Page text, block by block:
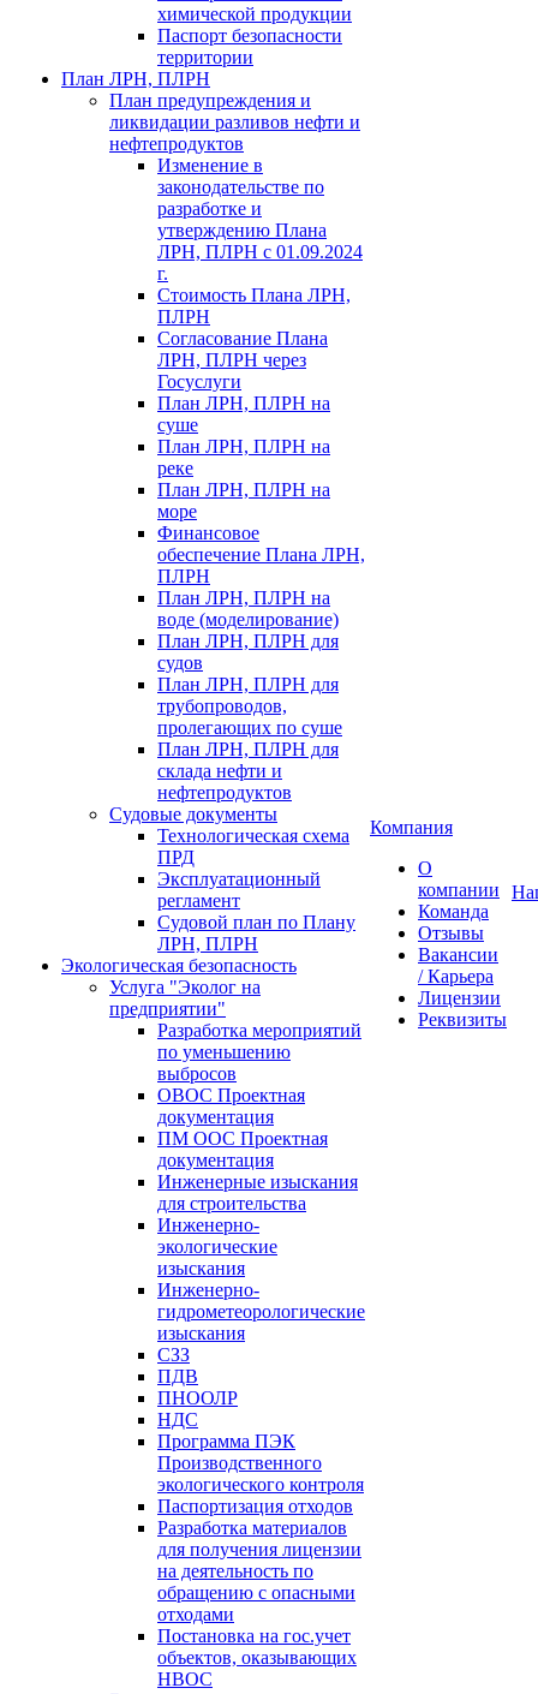
химической продукции
Паспорт безопасности
территории
План ЛРН, ПЛРН
План предупреждения и
ликвидации разливов нефти и
нефтепродуктов
Изменение в
законодательстве по
разработке и
утверждению Плана
ЛРН, ПЛРН с 01.09.2024
г.
Стоимость Плана ЛРН,
ПЛРН
Согласование Плана
ЛРН, ПЛРН через
Госуслуги
План ЛРН, ПЛРН на
суше
План ЛРН, ПЛРН на
реке
План ЛРН, ПЛРН на
море
Финансовое
обеспечение Плана ЛРН,
ПЛРН
План ЛРН, ПЛРН на
воде (моделирование)
План ЛРН, ПЛРН для
судов
План ЛРН, ПЛРН для
трубопроводов,
пролегающих по суше
План ЛРН, ПЛРН для
склада нефти и
нефтепродуктов
Судовые документы
Технологическая схема
ПРД
Эксплуатационный
регламент
Судовой план по Плану
ЛРН, ПЛРН
Экологическая безопасность
Услуга "Эколог на
предприятии"
Разработка мероприятий
по уменьшению
выбросов
ОВОС Проектная
документация
ПМ ООС Проектная
документация
Инженерные изыскания
для строительства
Инженерно-
экологические
изыскания
Инженерно-
гидрометеорологические
изыскания
СЗЗ
ПДВ
ПНООЛР
НДС
Программа ПЭК
Производственного
экологического контроля
Паспортизация отходов
Разработка материалов
для получения лицензии
на деятельность по
обращению с опасными
отходами
Постановка на гос.учет
объектов, оказывающих
НВОС
Компания
О
компании
Команда
Отзывы
Вакансии
/ Карьера
Лицензии
Реквизиты